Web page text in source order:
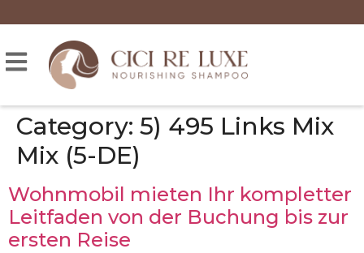
Category: 5) 495 Links Mix
Mix (5-DE)
Wohnmobil mieten Ihr kompletter
Leitfaden von der Buchung bis zur
ersten Reise